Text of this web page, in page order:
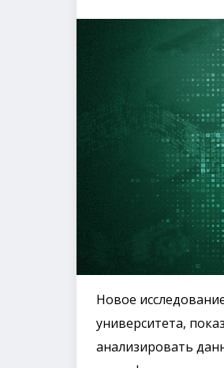
Новое
университета,
анализировать